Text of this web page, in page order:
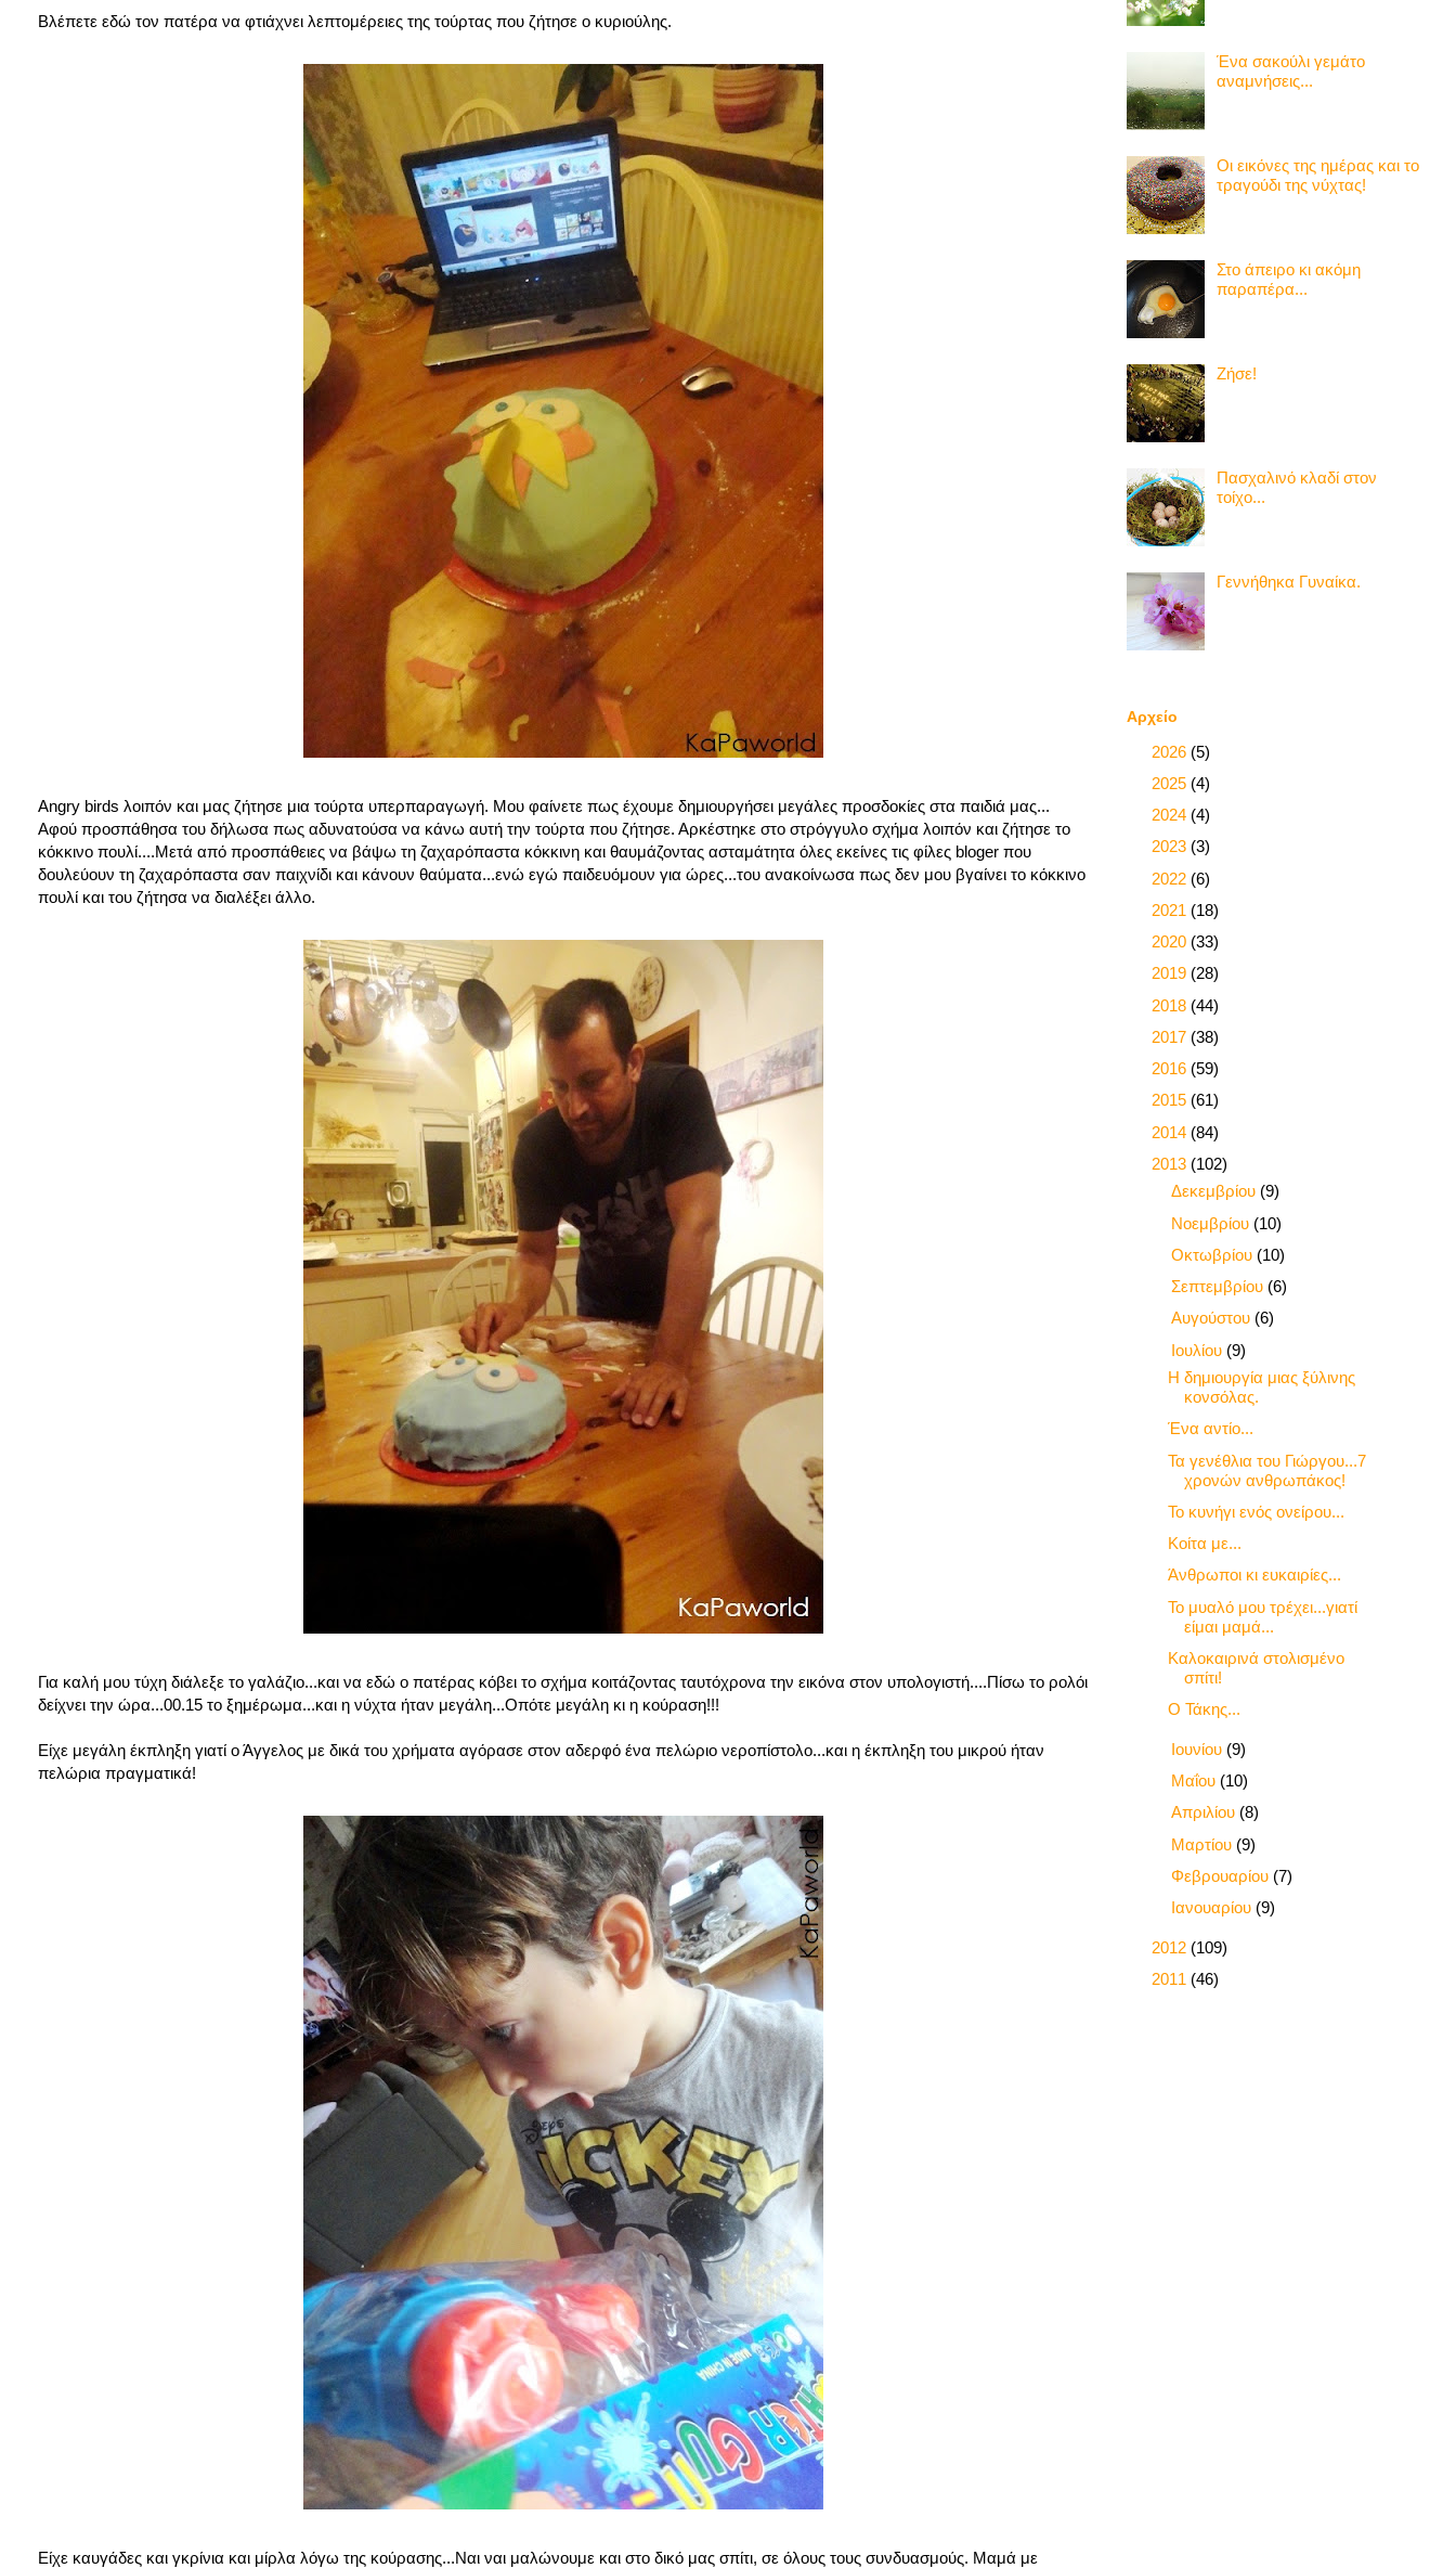
Βλέπετε εδώ τον πατέρα να φτιάχνει λεπτομέρειες της τούρτας που ζήτησε ο κυριούλης.
Angry birds λοιπόν και μας ζήτησε μια τούρτα υπερπαραγωγή. Μου φαίνετε πως έχουμε δημιουργήσει μεγάλες προσδοκίες στα παιδιά μας...
Αφού προσπάθησα του δήλωσα πως αδυνατούσα να κάνω αυτή την τούρτα που ζήτησε. Αρκέστηκε στο στρόγγυλο σχήμα λοιπόν και ζήτησε το
κόκκινο πουλί....Μετά από προσπάθειες να βάψω τη ζαχαρόπαστα κόκκινη και θαυμάζοντας ασταμάτητα όλες εκείνες τις φίλες bloger που
δουλεύουν τη ζαχαρόπαστα σαν παιχνίδι και κάνουν θαύματα...ενώ εγώ παιδευόμουν για ώρες...του ανακοίνωσα πως δεν μου βγαίνει το κόκκινο
πουλί και του ζήτησα να διαλέξει άλλο.
Για καλή μου τύχη διάλεξε το γαλάζιο...και να εδώ ο πατέρας κόβει το σχήμα κοιτάζοντας ταυτόχρονα την εικόνα στον υπολογιστή....Πίσω το ρολόι
δείχνει την ώρα...00.15 το ξημέρωμα...και η νύχτα ήταν μεγάλη...Οπότε μεγάλη κι η κούραση!!!
Είχε μεγάλη έκπληξη γιατί ο Άγγελος με δικά του χρήματα αγόρασε στον αδερφό ένα πελώριο νεροπίστολο...και η έκπληξη του μικρού ήταν
πελώρια πραγματικά!
Είχε καυγάδες και γκρίνια και μίρλα λόγω της κούρασης...Ναι ναι μαλώνουμε και στο δικό μας σπίτι, σε όλους τους συνδυασμούς. Μαμά με
Ένα σακούλι γεμάτο
αναμνήσεις...
Οι εικόνες της ημέρας και το
τραγούδι της νύχτας!
Στο άπειρο κι ακόμη
παραπέρα...
Ζήσε!
Πασχαλινό κλαδί στον
τοίχο...
Γεννήθηκα Γυναίκα.
Αρχείο
2026 (5)
2025 (4)
2024 (4)
2023 (3)
2022 (6)
2021 (18)
2020 (33)
2019 (28)
2018 (44)
2017 (38)
2016 (59)
2015 (61)
2014 (84)
2013 (102)
Δεκεμβρίου (9)
Νοεμβρίου (10)
Οκτωβρίου (10)
Σεπτεμβρίου (6)
Αυγούστου (6)
Ιουλίου (9)
Η δημιουργία μιας ξύλινης
κονσόλας.
Ένα αντίο...
Τα γενέθλια του Γιώργου...7
χρονών ανθρωπάκος!
Το κυνήγι ενός ονείρου...
Κοίτα με...
Άνθρωποι κι ευκαιρίες...
Το μυαλό μου τρέχει...γιατί
είμαι μαμά...
Καλοκαιρινά στολισμένο
σπίτι!
Ο Τάκης...
Ιουνίου (9)
Μαΐου (10)
Απριλίου (8)
Μαρτίου (9)
Φεβρουαρίου (7)
Ιανουαρίου (9)
2012 (109)
2011 (46)